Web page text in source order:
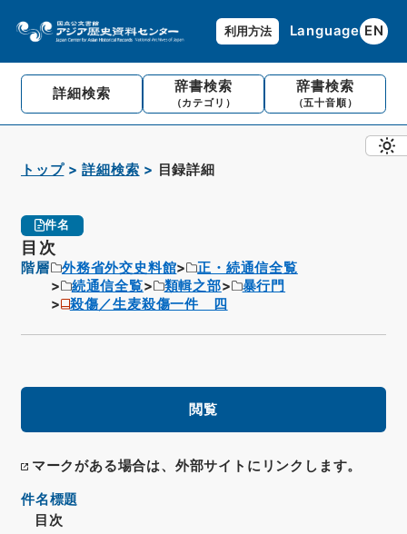
利用方法 Language EN
詳細検索 辞書検索
（カテゴリ）
辞書検索
（五十音順）
トップ 詳細検索 目録詳細
件名
目次
階層 外務省外交史料館
正・続通信全覧
続通信全覧
類輯之部
暴行門
殺傷／生麦殺傷一件 四
閲覧
マークがある場合は、外部サイトにリンクします。
件名標題
目次